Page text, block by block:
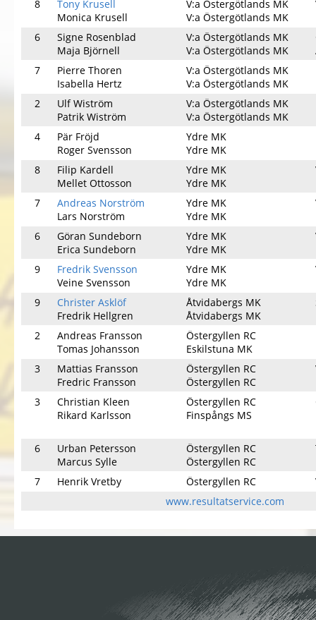
8
Tony Krusell
Monica Krusell
V:a Östergötlands MK
V:a Östergötlands MK
6
Signe Rosenblad
Maja Björnell
V:a Östergötlands MK
V:a Östergötlands MK
7
Pierre Thoren
Isabella Hertz
V:a Östergötlands MK
V:a Östergötlands MK
2
Ulf Wiström
Patrik Wiström
V:a Östergötlands MK
V:a Östergötlands MK
4
Pär Fröjd
Roger Svensson
Ydre MK
Ydre MK
8
Filip Kardell
Mellet Ottosson
Ydre MK
Ydre MK
7
Andreas Norström
Lars Norström
Ydre MK
Ydre MK
6
Göran Sundeborn
Erica Sundeborn
Ydre MK
Ydre MK
9
Fredrik Svensson
Veine Svensson
Ydre MK
Ydre MK
9
Christer Asklöf
Fredrik Hellgren
Åtvidabergs MK
Åtvidabergs MK
2
Andreas Fransson
Tomas Johansson
Östergyllen RC
Eskilstuna MK
3
Mattias Fransson
Fredric Fransson
Östergyllen RC
Östergyllen RC
3
Christian Kleen
Rikard Karlsson
Östergyllen RC
Finspångs MS
6
Urban Petersson
Marcus Sylle
Östergyllen RC
Östergyllen RC
7 Henrik Vretby Östergyllen RC
www.resultatservice.com